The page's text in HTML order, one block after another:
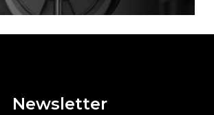
Newsletter